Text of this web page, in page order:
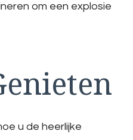
om een explosie
u de heerlijke